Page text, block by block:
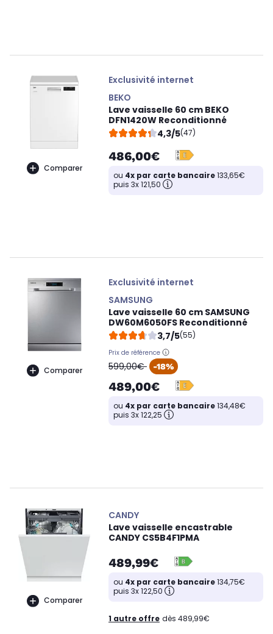
Comparer
Exclusivité internet
BEKO
Lave vaisselle 60 cm BEKO
DFN1420W Reconditionné
4,3/5(47)
486,00€
ou 4x par carte bancaire133,65€
puis 3x 121,50
Comparer
Exclusivité internet
SAMSUNG
Lave vaisselle 60 cm SAMSUNG
DW60M6050FS Reconditionné
3,7/5(55)
Prix de référence
oldPrice
599,00€ -18%
489,00€
ou 4x par carte bancaire134,48€
puis 3x 122,25
Comparer
CANDY
Lave vaisselle encastrable
CANDY CS5B4F1PMA
489,99€
ou 4x par carte bancaire134,75€
puis 3x 122,50
1 autre offre dès 489,99€